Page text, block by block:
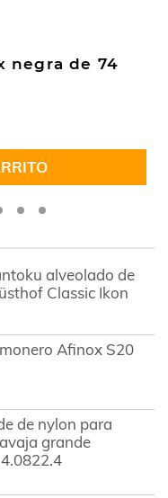
negra de 74
alveolado de
Classic Ikon
Afinox S20
de nylon para
grande